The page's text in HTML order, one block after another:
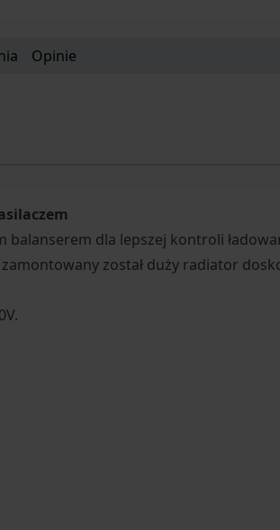
Opinie
dla lepszej kontroli
zamontowany został duży radiator